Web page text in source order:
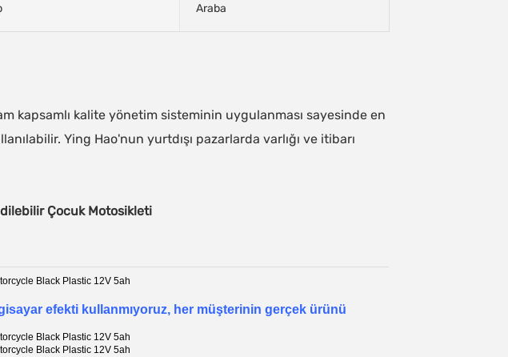
Araba
kapsamlı kalite yönetim sisteminin uygulanması sayesinde en
Ying Hao'nun yurtdışı pazarlarda varlığı ve itibarı
Çocuk Motosikleti
efekti kullanmıyoruz, her müşterinin gerçek ürünü